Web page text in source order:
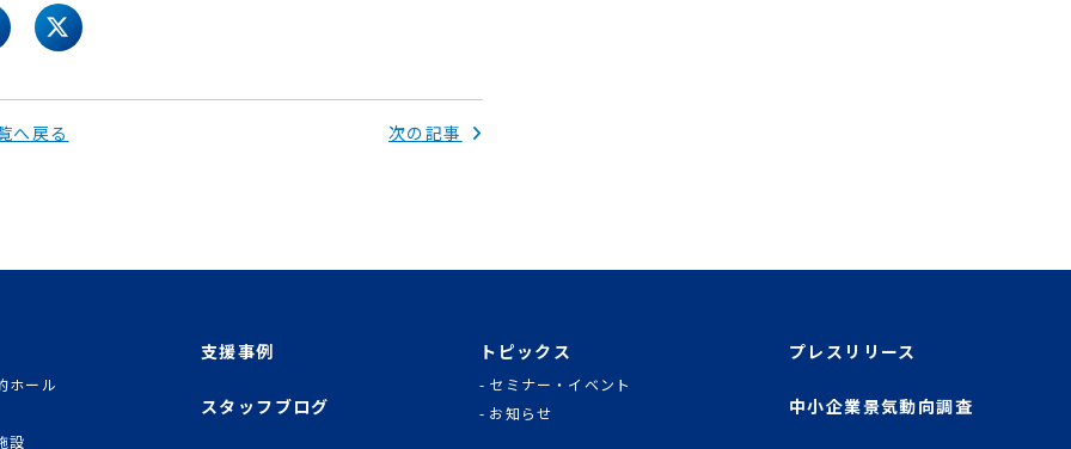
twitter
へ戻る 次の記事
ホール
設
支援事例
スタッフブログ
トピックス
セミナー・イベント
お知らせ
プレスリリース
中小企業景気動向調査